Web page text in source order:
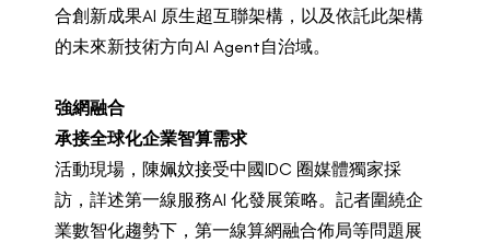
合創新成果AI 原生超互聯架構，以及依託此架構
的未來新技術方向AI Agent自治域。
強網融合
承接全球化企業智算需求
活動現場，陳姵妏接受中國IDC 圈媒體獨家採
訪，詳述第一線服務AI 化發展策略。記者圍繞企
業數智化趨勢下，第一線算網融合佈局等問題展